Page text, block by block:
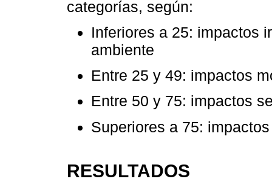
categorías, según:
Inferiores a 25: impactos
ambiente
Entre 25 y 49: impactos
Entre 50 y 75: impactos
Superiores a 75:
RESULTADOS